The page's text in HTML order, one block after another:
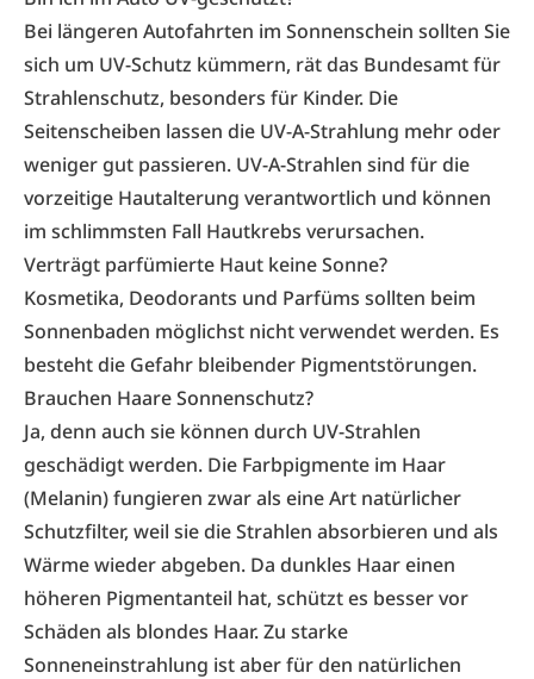
Bei längeren Autofahrten im Sonnenschein sollten Sie
sich um UV-Schutz kümmern, rät das Bundesamt für
Strahlenschutz, besonders für Kinder. Die
Seitenscheiben lassen die UV-A-Strahlung mehr oder
weniger gut passieren. UV-A-Strahlen sind für die
vorzeitige Hautalterung verantwortlich und können
im schlimmsten Fall Hautkrebs verursachen.
Verträgt parfümierte Haut keine Sonne?
Kosmetika, Deodorants und Parfüms sollten beim
Sonnenbaden möglichst nicht verwendet werden. Es
besteht die Gefahr bleibender Pigmentstörungen.
Brauchen Haare Sonnenschutz?
Ja, denn auch sie können durch UV-Strahlen
geschädigt werden. Die Farbpigmente im Haar
(Melanin) fungieren zwar als eine Art natürlicher
Schutzfilter, weil sie die Strahlen absorbieren und als
Wärme wieder abgeben. Da dunkles Haar einen
höheren Pigmentanteil hat, schützt es besser vor
Schäden als blondes Haar. Zu starke
Sonneneinstrahlung ist aber für den natürlichen